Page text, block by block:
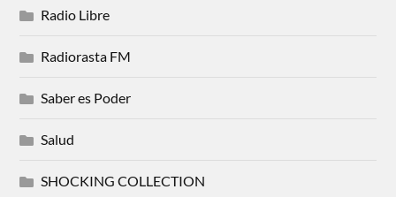
Radio Libre
Radiorasta FM
Saber es Poder
Salud
SHOCKING COLLECTION